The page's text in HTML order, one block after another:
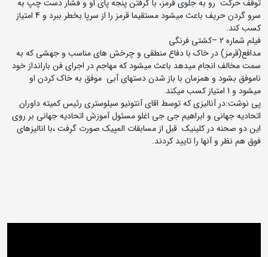
توقف حرکت رو به جلوی قرمز، با گرفتن پنجه پای او و فشار دست چپ به
سرو گردن حریف باعث میشود مستقیما قرمز را از سرپا بخطر ببرد و 4 امتیاز
کسب کند.
فیلم شماره 2 –کشتی فرنگی
مدافع(قرمز) در خاک با دفاع منطقی و چرخش های مناسب و جهشی که به
سمت مخالف انجام میدهد باعث میشود که مهاجم در اجرای فن بارانداز خود
ناموفق بشود و همزمان با باز شدن دستهای آبی موفق به خاک کردن او
میشود و 1 امتیاز کسب میکند.
پی نوشت:در آنالیزی که توسط اقای آنتونیو سیلوستری رئیس کمیته داوران
اتحادیه جهانی و ابراهیم جی جی اغلو مسئول آموزش اتحادیه جهانی بر روی
این دو صحنه در کلینیک قبل از مسابقات المپیک صورت گرفت ،با انالیزهای
فوق هم نظر و آنها را تایید کردند.